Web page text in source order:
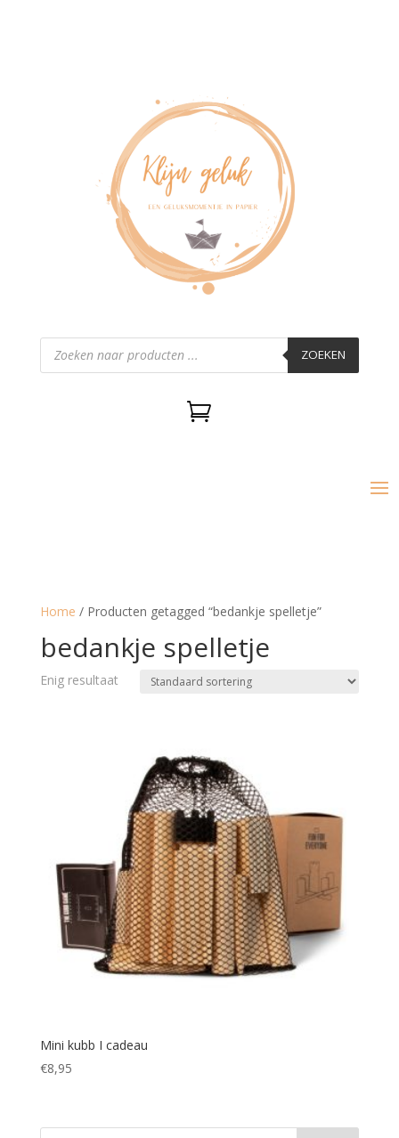
Producten
zoeken ZOEKEN

Home / Producten getagged “bedankje spelletje”
bedankje spelletje
Enig resultaat
Mini kubb I cadeau
€8,95